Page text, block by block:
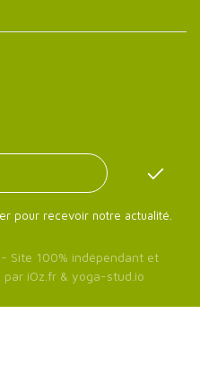
pour recevoir notre actualité.
Site 100% indépendant et
par iOz.fr & yoga-stud.io